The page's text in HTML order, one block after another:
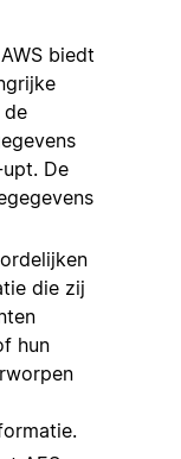
biedt
de
De
die zij
hun